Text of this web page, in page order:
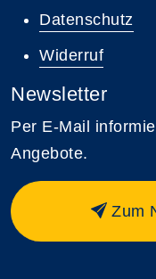
Datenschutz
Widerruf
Newsletter
Per E-Mail
Angebote.
Zum